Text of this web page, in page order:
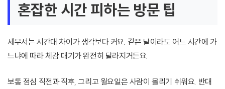
혼잡한 시간 피하는 방문 팁
세무서는 시간대 차이가 생각보다 커요. 같은 날이라도 어느 시간에 가
느냐에 따라 체감 대기가 완전히 달라지거든요.
보통 점심 직전과 직후, 그리고 월요일은 사람이 몰리기 쉬워요. 반대